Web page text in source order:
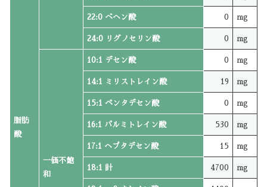
脂肪
酸
22:0 ベヘン酸 0 mg
24:0 リグノセリン酸 0 mg
一価不飽
和
10:1 デセン酸 0 mg
14:1 ミリストレイン酸 19 mg
15:1 ペンタデセン酸 0 mg
16:1 パルミトレイン酸 530 mg
17:1 ヘプタデセン酸 15 mg
18:1 計 4700 mg